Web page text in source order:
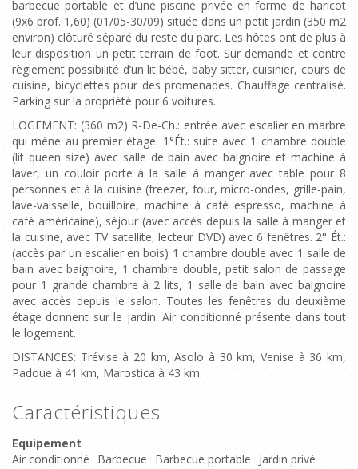
barbecue portable et d’une piscine privée en forme de haricot
(9x6 prof. 1,60) (01/05-30/09) située dans un petit jardin (350 m2
environ) clôturé séparé du reste du parc. Les hôtes ont de plus à
leur disposition un petit terrain de foot. Sur demande et contre
règlement possibilité d’un lit bébé, baby sitter, cuisinier, cours de
cuisine, bicyclettes pour des promenades. Chauffage centralisé.
Parking sur la propriété pour 6 voitures.
LOGEMENT: (360 m2) R-De-Ch.: entrée avec escalier en marbre
qui mène au premier étage. 1°Ét.: suite avec 1 chambre double
(lit queen size) avec salle de bain avec baignoire et machine à
laver, un couloir porte à la salle à manger avec table pour 8
personnes et à la cuisine (freezer, four, micro-ondes, grille-pain,
lave-vaisselle, bouilloire, machine à café espresso, machine à
café américaine), séjour (avec accès depuis la salle à manger et
la cuisine, avec TV satellite, lecteur DVD) avec 6 fenêtres. 2° Ét.:
(accès par un escalier en bois) 1 chambre double avec 1 salle de
bain avec baignoire, 1 chambre double, petit salon de passage
pour 1 grande chambre à 2 lits, 1 salle de bain avec baignoire
avec accès depuis le salon. Toutes les fenêtres du deuxième
étage donnent sur le jardin. Air conditionné présente dans tout
le logement.
DISTANCES: Trévise à 20 km, Asolo à 30 km, Venise à 36 km,
Padoue à 41 km, Marostica à 43 km.
Caractéristiques
Equipement
Air conditionné
Barbecue Barbecue portable
Jardin privé